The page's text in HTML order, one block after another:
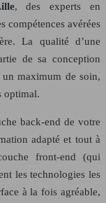
, des experts en
compétences avérées
La qualité d’une
de sa conception
maximum de soin,
optimal.
back-end de votre
adapté et tout à
front-end (qui
les technologies les
à la fois agréable,